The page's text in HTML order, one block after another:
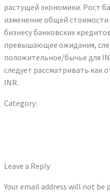
растущей экономики. Рост
изменение общей
бизнесу банковских
превышающее ожидания,
положительное/бычье для
следует рассматривать как
INR.
Category:
Leave a Reply
Your email address will not be